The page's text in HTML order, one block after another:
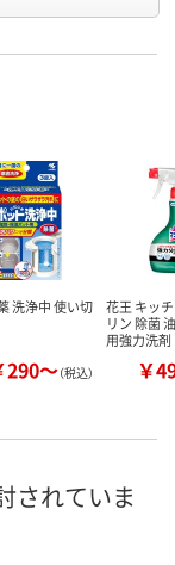
洗浄中 使い切
290～（税込）
花王 キッ
リン 除菌
用強力洗剤
￥
されていま